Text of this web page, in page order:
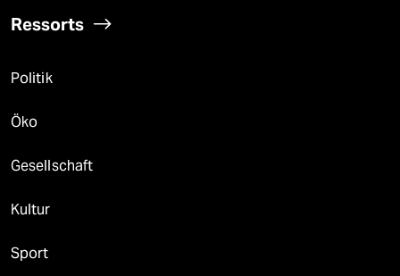
Ressorts
Politik
Öko
Gesellschaft
Kultur
Sport